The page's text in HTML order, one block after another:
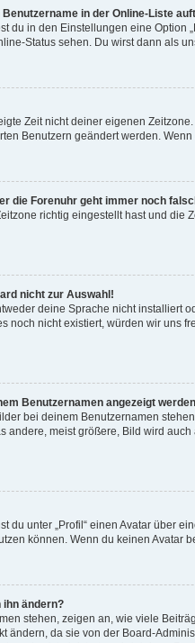
in der Online-Liste
du in den Einstellungen eine Option
Status sehen. Du wirst dann als
Zeit nicht deiner eigenen
Benutzern geändert werden.
die Forenuhr geht immer noch
richtig eingestellt hast und die
nicht zur Auswahl!
deine Sprache nicht installiert
noch nicht existiert, würden wir uns
Benutzernamen angezeigt
bei deinem Benutzernamen
andere, meist größere, Bild wird
du unter „Profil“ einen Avatar über
können. Wenn du keinen Avatar
ihn ändern?
stehen, zeigen an, wie viele
ändern, da sie von der Board-